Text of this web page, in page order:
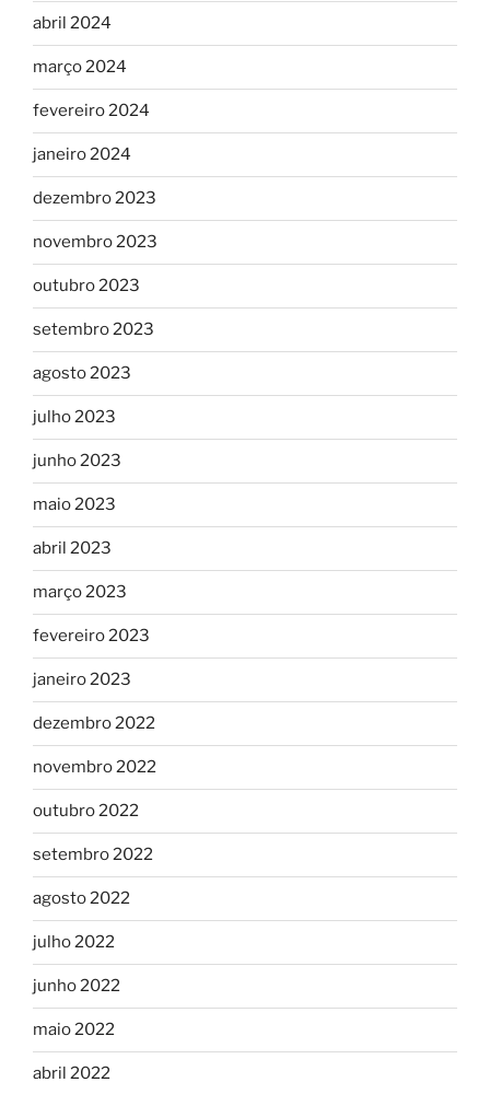
abril 2024
março 2024
fevereiro 2024
janeiro 2024
dezembro 2023
novembro 2023
outubro 2023
setembro 2023
agosto 2023
julho 2023
junho 2023
maio 2023
abril 2023
março 2023
fevereiro 2023
janeiro 2023
dezembro 2022
novembro 2022
outubro 2022
setembro 2022
agosto 2022
julho 2022
junho 2022
maio 2022
abril 2022